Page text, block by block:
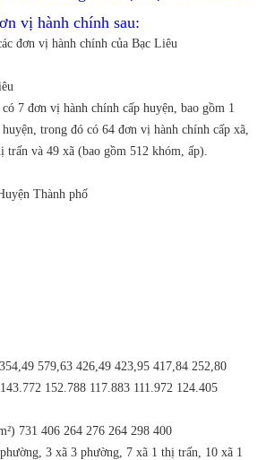
vị hành chính sau:
đơn vị hành chính của Bạc Liêu
7 đơn vị hành chính cấp huyện, bao gồm 1
trong đó có 64 đơn vị hành chính cấp xã,
trấn và 49 xã (bao gồm 512 khóm, ấp).
Thành phố
354,49 579,63 426,49 423,95 417,84 252,80
143.772 152.788 117.883 111.972 124.405
731 406 264 276 264 298 400
3 xã 3 phường, 7 xã 1 thị trấn, 10 xã 1